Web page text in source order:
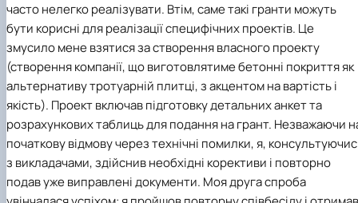
часто нелегко реалізувати. Втім, саме такі гранти можуть
бути корисні для реалізації специфічних проектів. Це
змусило мене взятися за створення власного проекту
(створення компанії, що виготовлятиме бетонні покриття як
альтернативу тротуарній плитці, з акцентом на вартість і
якість). Проект включав підготовку детальних анкет та
розрахункових таблиць для подання на грант. Незважаючи
початкову відмову через технічні помилки, я,
з викладачами, здійснив необхідні корективи і повторно
подав уже виправлені документи. Моя друга спроба